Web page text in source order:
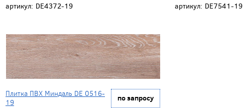
артикул: DE4372-19 артикул: DE7541-19
Плитка ПВХ Миндаль DE 0516-
19
по запросу